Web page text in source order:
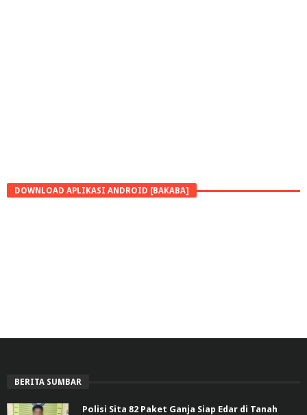
DOWNLOAD APLIKASI ANDROID [BAKABA]
BERITA SUMBAR
Polisi Sita 82 Paket Ganja Siap Edar di Tanah